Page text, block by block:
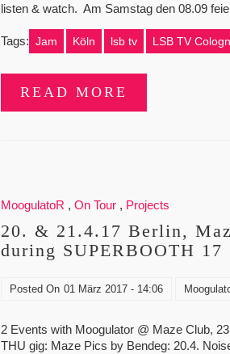
listen & watch. Am Samstag den 08.09
Tags: Jam Köln lsb tv LSB TV
READ MORE
MoogulatoR , On Tour, Projects
20. & 21.4.17 Berlin,
during SUPERBOOTH 17
Posted On 01 März 2017 - 14:06
2 Events with Moogulator @ Maze Club,
THU gig: Maze Pics by Bendeg: 20.4.